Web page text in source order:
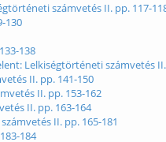
számvetés II. pp. 117-
130
138
Lelkiségtörténeti számvetés
II. pp. 141-150
II. pp. 153-162
II. pp. 163-164
II. pp. 165-181
184